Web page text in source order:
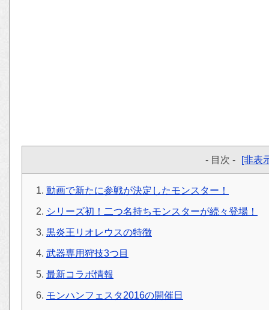
- 目次 - [非表
動画で新たに参戦が決定したモンスター！
シリーズ初！二つ名持ちモンスターが続々登場！
黒炎王リオレウスの特徴
武器専用狩技3つ目
最新コラボ情報
モンハンフェスタ2016の開催日